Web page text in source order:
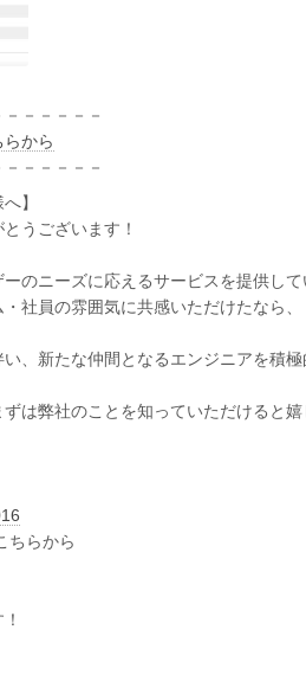
－－－－－
らから
－－－－－
】
うございます！
のニーズに応えるサービスを提供して
社員の雰囲気に共感いただけたなら、
、新たな仲間となるエンジニアを積極
は弊社のことを知っていただけると嬉
ちらから